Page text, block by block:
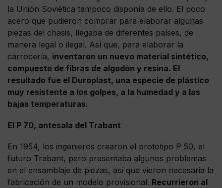
la Unión Soviética tampoco disponía de ello. El poco
acero que pudieron comprar para elaborar algunas
piezas del chasis, llegaba de diferentes países, de
manera legal o ilegal. Así que, para elaborar la
carrocería, inventaron un nuevo material sintético,
compuesto de fibras de algodón y resina. El
resultado fue el Duroplast, una especie de plástico
muy resistente a los golpes, a la humedad y a las
bajas temperaturas.
El P 70, antesala del Trabant
En 1954, los ingenieros crearon el prototipo P 50, el
futuro Trabant, pero presentaba algunos problemas
en el ensamblaje de piezas, así que vieron necesaria la
fabricación de un modelo provisional. Recurrieron al